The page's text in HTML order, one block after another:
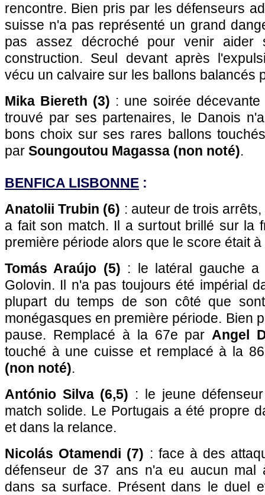
rencontre. Bien pris par les défenseurs
suisse n'a pas représenté un grand
pas assez décroché pour venir aider
construction. Seul devant après
vécu un calvaire sur les ballons balancés
Mika Biereth (3) : une soirée
trouvé par ses partenaires, le Danois
bons choix sur ses rares ballons
par Soungoutou Magassa (non noté).
BENFICA LISBONNE :
Anatolii Trubin (6) : auteur de trois
a fait son match. Il a surtout brillé sur la
première période alors que le score était à
Tomás Araújo (5) : le latéral gauche
Golovin. Il n'a pas toujours été impérial
plupart du temps de son côté que
monégasques en première période. Bien
pause. Remplacé à la 67e par Angel
touché à une cuisse et remplacé à la
(non noté).
António Silva (6,5) : le jeune
match solide. Le Portugais a été propre
et dans la relance.
Nicolás Otamendi (7) : face à des
défenseur de 37 ans n'a eu aucun mal
dans sa surface. Présent dans le duel